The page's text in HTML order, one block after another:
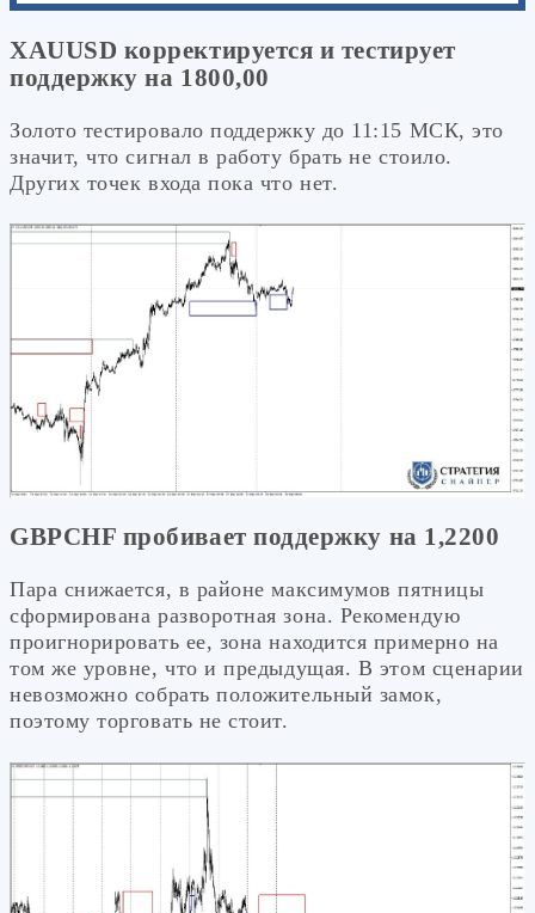
XAUUSD корректируется и тестирует
поддержку на 1800,00
Золото тестировало поддержку до 11:15 МСК, это
значит, что сигнал в работу брать не стоило.
Других точек входа пока что нет.
GBPCHF пробивает поддержку на 1,2200
Пара снижается, в районе максимумов пятницы
сформирована разворотная зона. Рекомендую
проигнорировать ее, зона находится примерно на
том же уровне, что и предыдущая. В этом сценарии
невозможно собрать положительный замок,
поэтому торговать не стоит.